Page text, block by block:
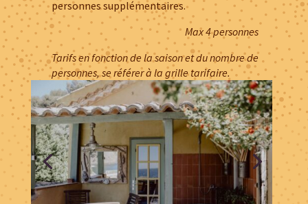
personnes supplémentaires.
Max 4 personnes
Tarifs en fonction de la saison et du nombre de
personnes, se référer à la grille tarifaire.